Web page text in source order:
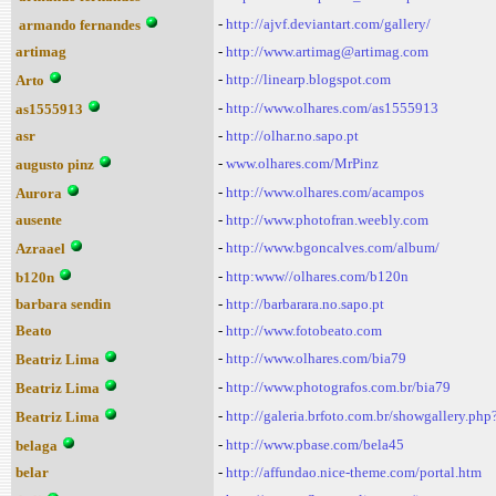
armando fernandes
- http://ajvf.deviantart.com/gallery/
artimag
- http://www.artimag@artimag.com
Arto
- http://linearp.blogspot.com
as1555913
- http://www.olhares.com/as1555913
asr
- http://olhar.no.sapo.pt
augusto pinz
- www.olhares.com/MrPinz
Aurora
- http://www.olhares.com/acampos
ausente
- http://www.photofran.weebly.com
Azraael
- http://www.bgoncalves.com/album/
b120n
- http:www//olhares.com/b120n
barbara sendin
- http://barbarara.no.sapo.pt
Beato
- http://www.fotobeato.com
Beatriz Lima
- http://www.olhares.com/bia79
Beatriz Lima
- http://www.photografos.com.br/bia79
Beatriz Lima
- http://galeria.brfoto.com.br/
belaga
- http://www.pbase.com/bela45
belar
- http://affundao.nice-theme.com/portal.htm